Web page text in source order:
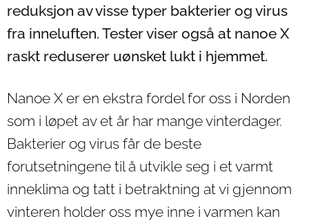
reduksjon av visse typer bakterier og virus
fra inneluften. Tester viser også at nanoe X
raskt reduserer uønsket lukt i hjemmet.
Nanoe X er en ekstra fordel for oss i Norden
som i løpet av et år har mange vinterdager.
Bakterier og virus får de beste
forutsetningene til å utvikle seg i et varmt
inneklima og tatt i betraktning at vi gjennom
vinteren holder oss mye inne i varmen kan